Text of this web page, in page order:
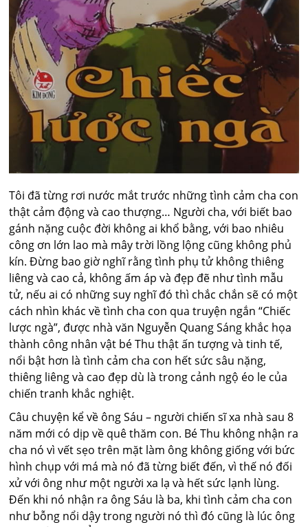
Tôi đã từng rơi nước mắt trước những tình cảm cha con
thật cảm động và cao thượng… Người cha, với biết bao
gánh nặng cuộc đời không ai khổ bằng, với bao nhiêu
công ơn lớn lao mà mây trời lồng lộng cũng không phủ
kín. Đừng bao giờ nghĩ rằng tình phụ tử không thiêng
liêng và cao cả, không ấm áp và đẹp đẽ như tình mẫu
tử, nếu ai có những suy nghĩ đó thì chắc chắn sẽ có một
cách nhìn khác về tình cha con qua truyện ngắn “Chiếc
lược ngà”, được nhà văn Nguyễn Quang Sáng khắc họa
thành công nhân vật bé Thu thật ấn tượng và tinh tế,
nổi bật hơn là tình cảm cha con hết sức sâu nặng,
thiêng liêng và cao đẹp dù là trong cảnh ngộ éo le của
chiến tranh khắc nghiệt.
Câu chuyện kể về ông Sáu – người chiến sĩ xa nhà sau 8
năm mới có dịp về quê thăm con. Bé Thu không nhận ra
cha nó vì vết sẹo trên mặt làm ông không giống với bức
hình chụp với má mà nó đã từng biết đến, vì thế nó đối
xử với ông như một người xa lạ và hết sức lạnh lùng.
Đến khi nó nhận ra ông Sáu là ba, khi tình cảm cha con
như bỗng nổi dậy trong người nó thì đó cũng là lúc ông